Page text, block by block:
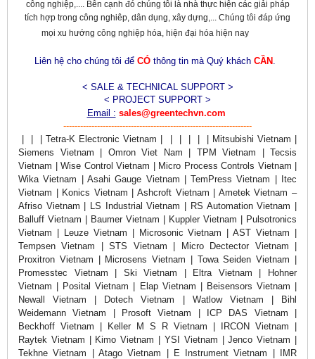
công nghiệp,.... Bên cạnh đó chúng tôi là nhà thực hiện các giải pháp
tích hợp trong công nghiêp, dân dụng, xây dựng,... Chúng tôi đáp ứng
mọi xu hướng công nghiệp hóa, hiện đại hóa hiện nay
Liên hệ cho chúng tôi để CÓthông tin mà Quý khách CẦN.
< SALE & TECHNICAL SUPPORT >
< PROJECT SUPPORT >
Email : sales@greentechvn.com
-------------------------------------------------------------------
| | | Tetra-K Electronic Vietnam | | | | | | Mitsubishi Vietnam |
Siemens Vietnam | Omron Viet Nam | TPM Vietnam | Tecsis
Vietnam | Wise Control Vietnam | Micro Process Controls Vietnam |
Wika Vietnam | Asahi Gauge Vietnam | TemPress Vietnam | Itec
Vietnam | Konics Vietnam | Ashcroft Vietnam | Ametek Vietnam –
Afriso Vietnam | LS Industrial Vietnam | RS Automation Vietnam |
Balluff Vietnam | Baumer Vietnam | Kuppler Vietnam | Pulsotronics
Vietnam | Leuze Vietnam | Microsonic Vietnam | AST Vietnam |
Tempsen Vietnam | STS Vietnam | Micro Dectector Vietnam |
Proxitron Vietnam | Microsens Vietnam | Towa Seiden Vietnam |
Promesstec Vietnam | Ski Vietnam | Eltra Vietnam | Hohner
Vietnam | Posital Vietnam | Elap Vietnam | Beisensors Vietnam |
Newall Vietnam | Dotech Vietnam | Watlow Vietnam | Bihl
Weidemann Vietnam | Prosoft Vietnam | ICP DAS Vietnam |
Beckhoff Vietnam | Keller M S R Vietnam | IRCON Vietnam |
Raytek Vietnam | Kimo Vietnam | YSI Vietnam | Jenco Vietnam |
Tekhne Vietnam | Atago Vietnam | E Instrument Vietnam | IMR